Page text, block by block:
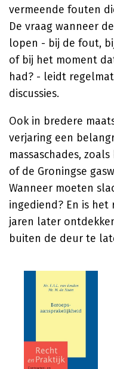
vermeende fouten
De vraag wanneer
lopen - bij de fout,
of bij het moment
had? - leidt
discussies.
Ook in bredere
verjaring een
massaschades,
of de Groningse
Wanneer moeten
ingediend? En is het
jaren later
buiten de deur te